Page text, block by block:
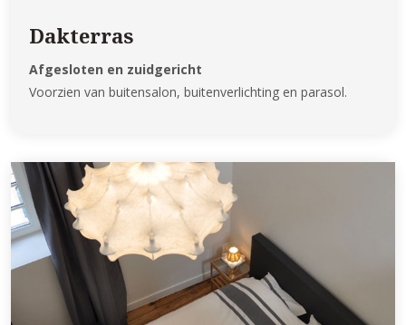
Dakterras
Afgesloten en zuidgericht
Voorzien van buitensalon, buitenverlichting en parasol.